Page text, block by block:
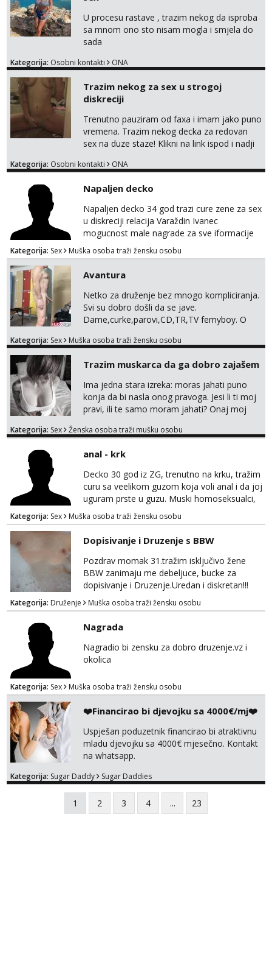
U procesu rastave , trazim nekog da isproba
sa mnom ono sto nisam mogla i smjela do
sada
Kategorija: Osobni kontakti ONA
Trazim nekog za sex u strogoj
diskreciji
Trenutno pauziram od faxa i imam jako puno
vremena. Trazim nekog decka za redovan
sex na duze staze! Klikni na link ispod i nadji
Kategorija: Osobni kontakti ONA
Napaljen decko
Napaljen decko 34 god trazi cure zene za sex
u diskreciji relacija Varaždin Ivanec
mogucnost male nagrade za sve iformacije
pisite na broj 098819637 pusa
Kategorija: Sex Muška osoba traži žensku osobu
Avantura
Netko za druženje bez mnogo kompliciranja.
Svi su dobro došli da se jave.
Dame,curke,parovi,CD,TR,TV femyboy. O
nemam ali ako smo za druženje možemo
Kategorija: Sex Muška osoba traži žensku osobu
Trazim muskarca da ga dobro zajašem
Ima jedna stara izreka: moras jahati puno
konja da bi nasla onog pravoga. Jesi li ti moj
pravi, ili te samo moram jahati? Onaj moj
na sexdater link i javi mi se tamo....
Kategorija: Sex Ženska osoba traži mušku osobu
anal - krk
Decko 30 god iz ZG, trenutno na krku, tražim
curu sa veelikom guzom koja voli anal i da joj
uguram prste u guzu. Muski homoseksualci,
parovi i transiči odjebite, ne zanimate me. Bilo
kakva placanja opcenito (gotovina) ili
unaprijed (aircash, paysafecard, bonovi) ne
dolaze u obzir. Javit se prvo porukom na
whatsapp 0958048882.
Kategorija: Sex Muška osoba traži žensku osobu
Dopisivanje i Druzenje s BBW
Pozdrav momak 31.tražim isključivo žene
BBW zanimaju me debeljuce, bucke za
dopisivanje i Druzenje.Uredan i diskretan!!!
Kategorija: Druženje Muška osoba traži žensku osobu
Nagrada
Nagradio bi zensku za dobro druzenje.vz i
okolica
Kategorija: Sex Muška osoba traži žensku osobu
❤️Financirao bi djevojku sa 4000€/mj❤️
Uspješan poduzetnik financirao bi atraktivnu
mladu djevojku sa 4000€ mjesečno. Kontakt
na whatsapp.
Kategorija: Sugar Daddy Sugar Daddies
1 2 3 4 ... 23